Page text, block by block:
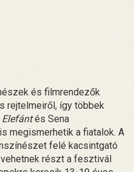
és filmrendezők
rejtelmeiről, így többek
Elefántés Sena
megismerhetik a fiatalok. A
felé kacsintgató
részt a fesztivál